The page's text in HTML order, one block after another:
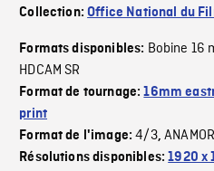
Collection:Office National du
Formats disponibles: Bobine 16
HDCAM SR
Format de tournage:16mm
print
Format de l'image:4/3,
Résolutions disponibles:1920 x